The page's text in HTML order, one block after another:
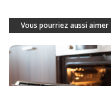
Vous pourriez aussi aimer